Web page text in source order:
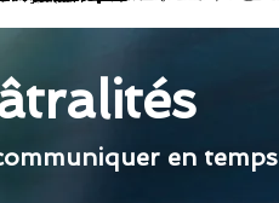
en temps